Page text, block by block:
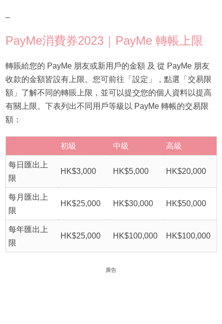
–
PayMe消費券2023｜PayMe 轉帳上限
轉賬給您的 PayMe 朋友或新用戶的金額 及 從 PayMe 朋友
收款的金額皆設有上限。您可前往「設定」，點選「交易限
額」了解不同的轉賬上限，並可以提交您的個人資料以提高
有關上限。下表列出不同用戶等級以 PayMe 轉帳的交易限
額：
初級 中級 高級
每日匯出上
限
HK$3,000 HK$5,000 HK$20,000
每月匯出上
限
HK$25,000 HK$30,000 HK$50,000
每年匯出上
限
HK$25,000 HK$100,000 HK$100,000
廣告